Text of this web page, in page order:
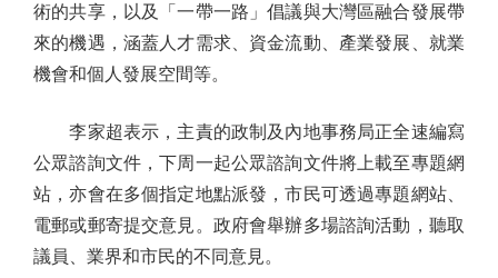
術的共享，以及「一帶一路」倡議與大灣區融合發展帶
來的機遇，涵蓋人才需求、資金流動、產業發展、就業
機會和個人發展空間等。
李家超表示，主責的政制及內地事務局正全速編寫
公眾諮詢文件，下周一起公眾諮詢文件將上載至專題網
站，亦會在多個指定地點派發，市民可透過專題網站、
電郵或郵寄提交意見。政府會舉辦多場諮詢活動，聽取
議員、業界和市民的不同意見。